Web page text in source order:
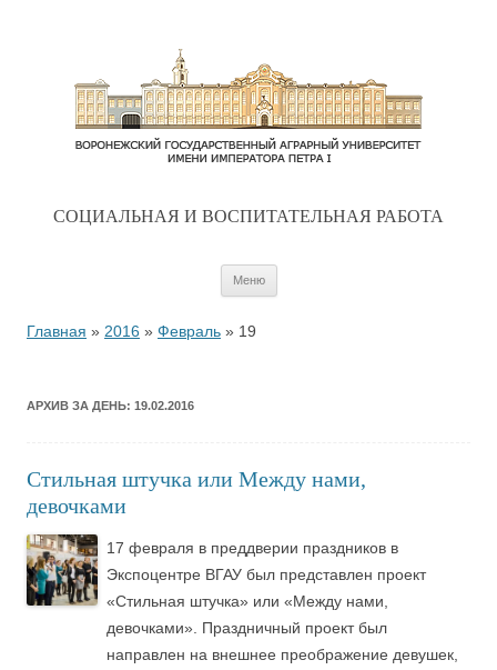
CОЦИАЛЬНАЯ И ВОСПИТАТЕЛЬНАЯ РАБОТА
Меню
Главная » 2016 » Февраль » 19
АРХИВ ЗА ДЕНЬ: 19.02.2016
Стильная штучка или Между нами,
девочками
17 февраля в преддверии праздников в
Экспоцентре ВГАУ был представлен проект
«Стильная штучка» или «Между нами,
девочками». Праздничный проект был
направлен на внешнее преображение девушек,